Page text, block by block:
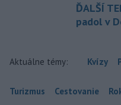
ĎALŠÍ
padol v
Aktuálne témy: Kvízy
Turizmus Cestovanie